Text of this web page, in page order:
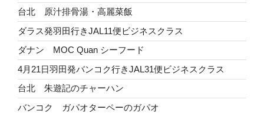
台北 原汁排骨湯・高麗菜飯
ダラス発羽田行きJAL11便ビジネスクラス
ダナン MOC Quan シーフード
4月21日羽田発バンコク行きJAL31便ビジネスクラス
台北 朱遊記のチャーハン
バンコク ガパオターペーのガパオ